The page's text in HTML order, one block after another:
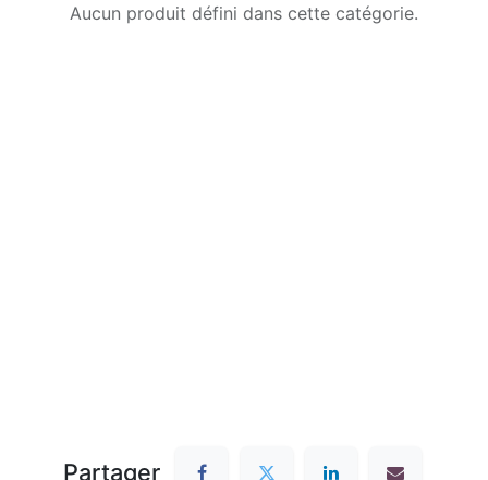
Aucun produit défini dans cette catégorie.
Partager